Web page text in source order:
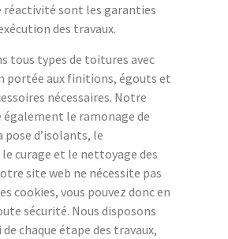
sont les garanties
des travaux.
tous types de toitures avec
portée aux finitions, égouts et
nécessaires. Notre
également le ramonage de
pose d’isolants, le
curage et le nettoyage des
site web ne nécessite pas
cookies, vous pouvez donc en
sécurité. Nous disposons
de chaque étape des travaux,